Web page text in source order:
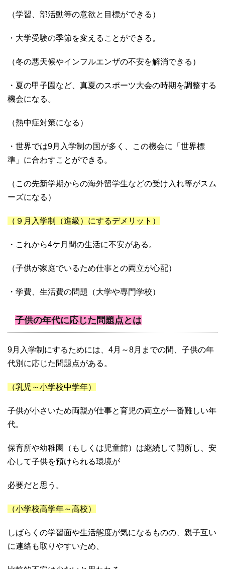
（学習、部活動等の意欲と目標ができる）
・大学受験の季節を変えることができる。
（冬の悪天候やインフルエンザの不安を解消できる）
・夏の甲子園など、真夏のスポーツ大会の時期を調整する
機会になる。
（熱中症対策になる）
・世界では9月入学制の国が多く、この機会に「世界標
準」に合わすことができる。
（この先新学期からの海外留学生などの受け入れ等がスム
ーズになる）
（９月入学制（進級）にするデメリット）
・これから4ケ月間の生活に不安がある。
（子供が家庭でいるため仕事との両立が心配）
・学費、生活費の問題（大学や専門学校）
子供の年代に応じた問題点とは
9月入学制にするためには、4月～8月までの間、子供の年
代別に応じた問題点がある。
（乳児～小学校中学年）
子供が小さいため両親が仕事と育児の両立が一番難しい年
代。
保育所や幼稚園（もしくは児童館）は継続して開所し、安
心して子供を預けられる環境が
必要だと思う。
（小学校高学年～高校）
しばらくの学習面や生活態度が気になるものの、親子互い
に連絡も取りやすいため、